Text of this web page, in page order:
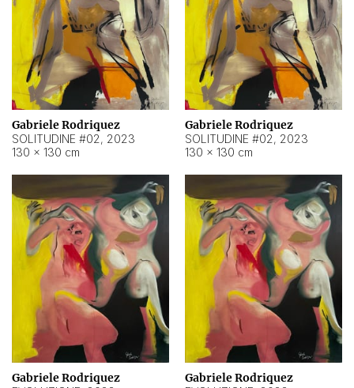
Gabriele Rodriquez
SOLITUDINE #02, 2023
130 × 130 cm
Gabriele Rodriquez
SOLITUDINE #02, 2023
130 × 130 cm
Gabriele Rodriquez Gabriele Rodriquez